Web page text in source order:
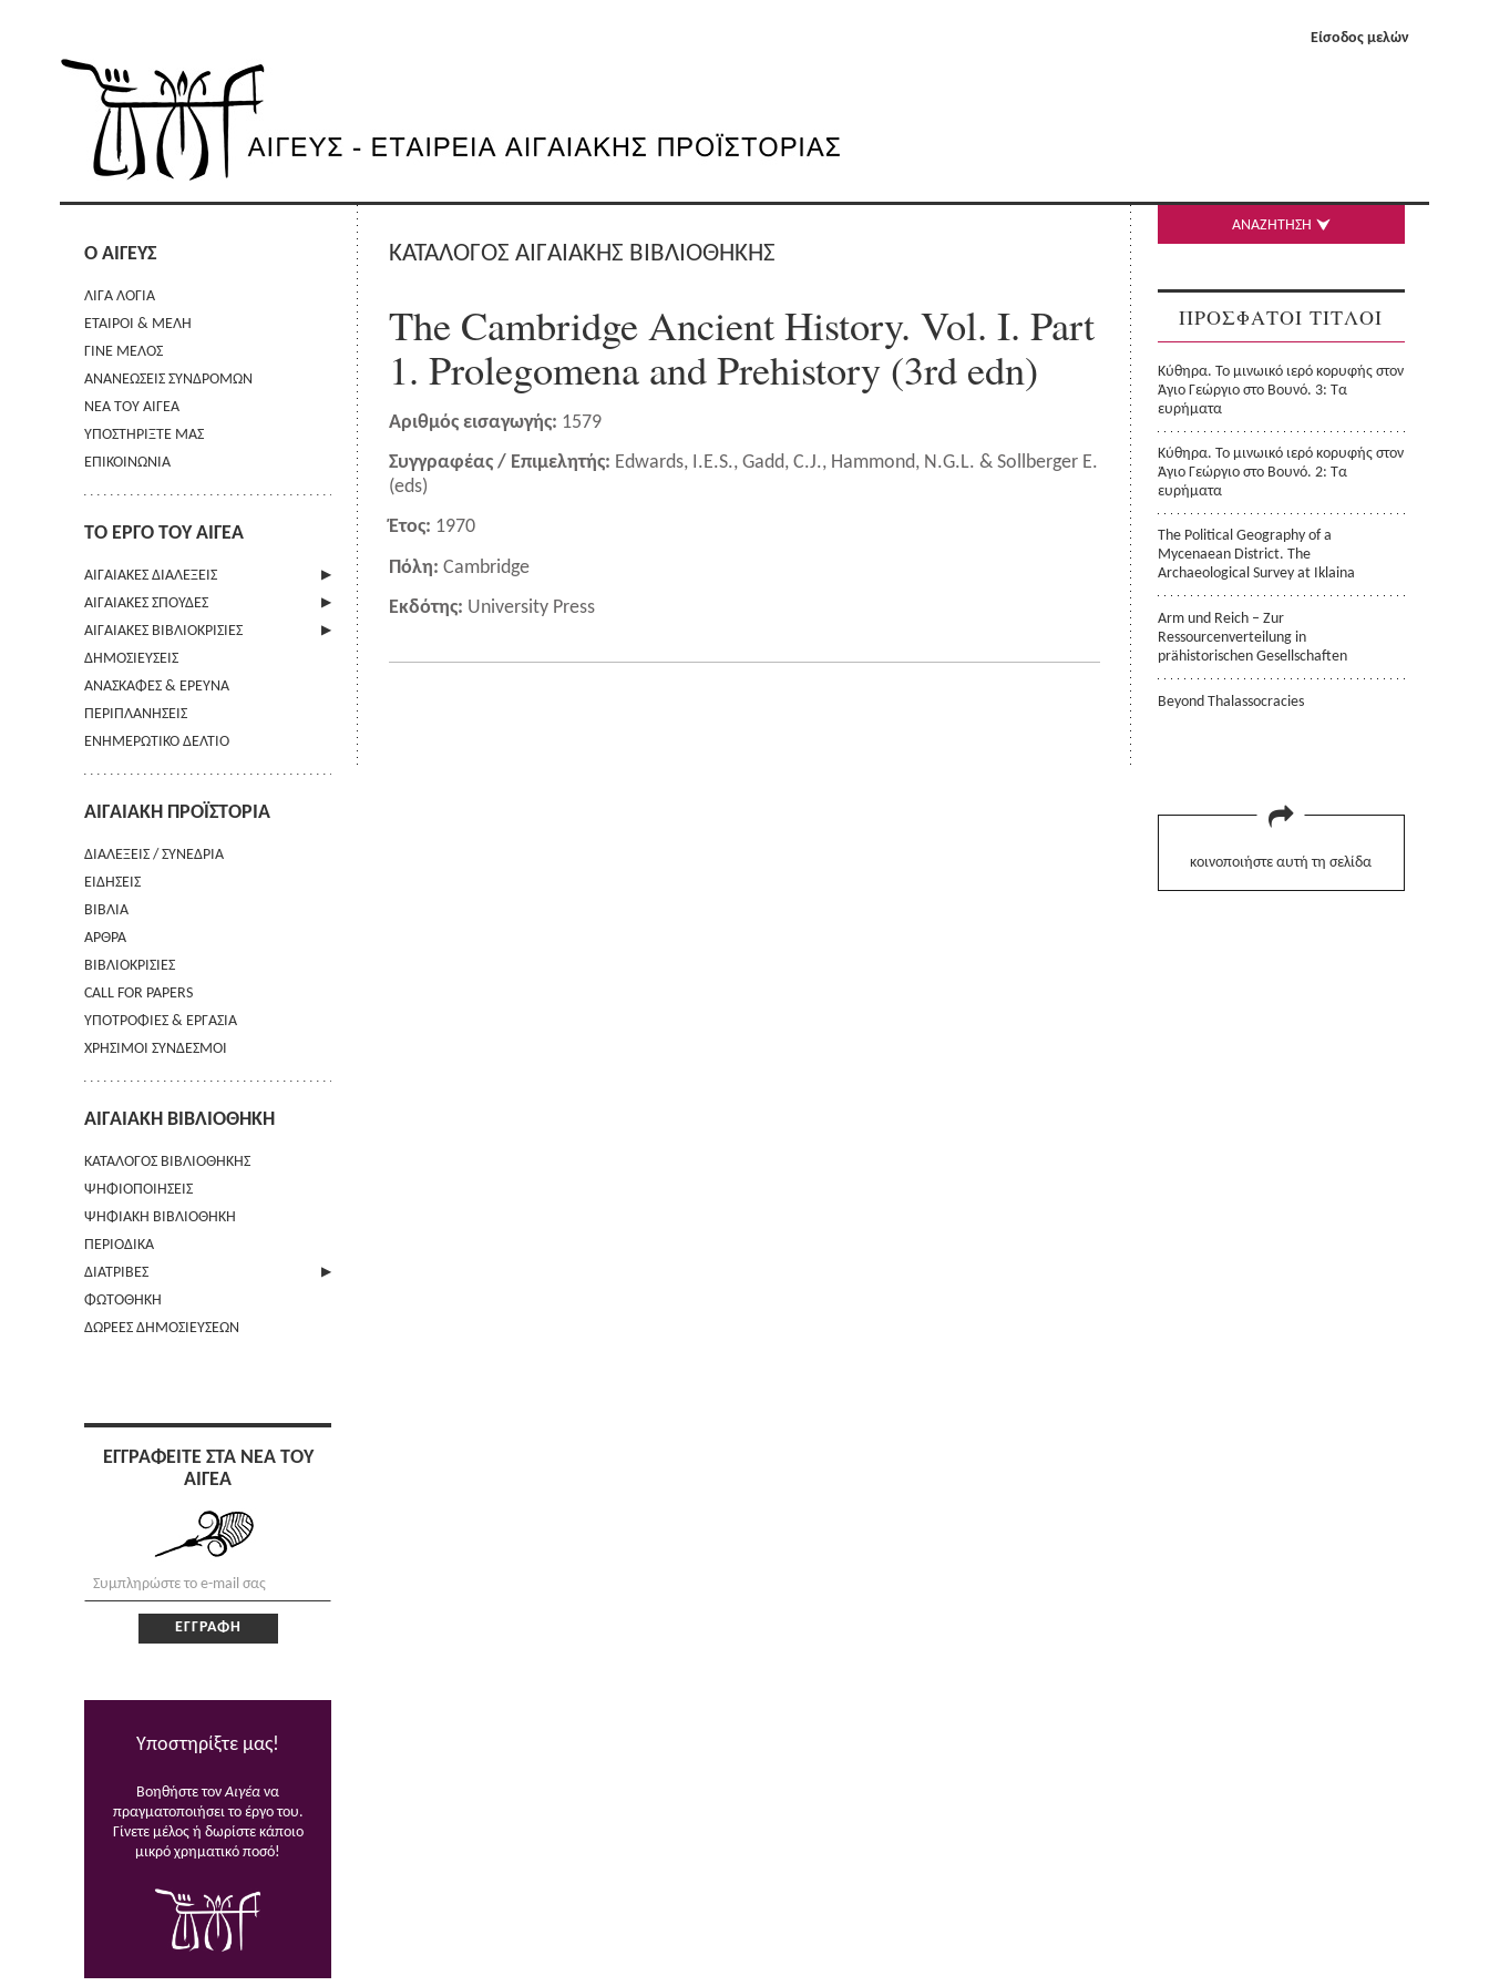
Είσοδος μελών
Ο ΑΙΓΕΥΣ
ΛΙΓΑ ΛΟΓΙΑ
ΕΤΑΙΡΟΙ & ΜΕΛΗ
ΓΙΝΕ ΜΕΛΟΣ
ΑΝΑΝΕΩΣΕΙΣ ΣΥΝΔΡΟΜΩΝ
ΝΕΑ ΤΟΥ ΑΙΓΕΑ
ΥΠΟΣΤΗΡΙΞΤΕ ΜΑΣ
ΕΠΙΚΟΙΝΩΝΙΑ
ΤΟ ΕΡΓΟ ΤΟΥ ΑΙΓΕΑ
ΑΙΓΑΙΑΚΕΣ ΔΙΑΛΕΞΕΙΣ
ΠΛΗΡΟΦΟΡΙΕΣ
ΑΙΓΑΙΑΚΕΣ ΣΠΟΥΔΕΣ
ΠΛΗΡΟΦΟΡΙΕΣ
ΟΔΗΓΙΕΣ ΠΡΟΣ ΣΥΓΓΡΑΦΕΙΣ
ΟΡΟΙ ΧΡΗΣΗΣ
ΕΠΙΚΟΙΝΩΝΙΑ
ΑΙΓΑΙΑΚΕΣ ΒΙΒΛΙΟΚΡΙΣΙΕΣ
ΠΛΗΡΟΦΟΡΙΕΣ
ΔΗΜΟΣΙΕΥΣΕΙΣ
ΑΝΑΣΚΑΦΕΣ & ΕΡΕΥΝΑ
ΠΕΡΙΠΛΑΝΗΣΕΙΣ
ΕΝΗΜΕΡΩΤΙΚΟ ΔΕΛΤΙΟ
ΑΙΓΑΙΑΚΗ ΠΡΟΪΣΤΟΡΙΑ
ΔΙΑΛΕΞΕΙΣ / ΣΥΝΕΔΡΙΑ
ΕΙΔΗΣΕΙΣ
ΒΙΒΛΙΑ
ΑΡΘΡΑ
ΒΙΒΛΙΟΚΡΙΣΙΕΣ
CALL FOR PAPERS
ΥΠΟΤΡΟΦΙΕΣ & ΕΡΓΑΣΙΑ
ΧΡΗΣΙΜΟΙ ΣΥΝΔΕΣΜΟΙ
ΑΙΓΑΙΑΚΗ ΒΙΒΛΙΟΘΗΚΗ
ΚΑΤΑΛΟΓΟΣ ΒΙΒΛΙΟΘΗΚΗΣ
ΨΗΦΙΟΠΟΙΗΣΕΙΣ
ΨΗΦΙΑΚΗ ΒΙΒΛΙΟΘΗΚΗ
ΠΕΡΙΟΔΙΚΑ
ΔΙΑΤΡΙΒΕΣ
ΑΠΟΣΤΟΛΗ ΠΕΡΙΛΗΨΗΣ
ΦΩΤΟΘΗΚΗ
ΔΩΡΕΕΣ ΔΗΜΟΣΙΕΥΣΕΩΝ
ΕΓΓΡΑΦΕΙΤΕ ΣΤΑ ΝΕΑ ΤΟΥ
ΑΙΓΕΑ
Υποστηρίξτε μας!
Βοηθήστε τονΑιγέα να
πραγματοποιήσει το έργο του.
Γίνετε μέλος ή δωρίστε κάποιο
μικρό χρηματικό ποσό!
ΚΑΤΑΛΟΓΟΣ ΑΙΓΑΙΑΚΗΣ ΒΙΒΛΙΟΘΗΚΗΣ
The Cambridge Ancient History. Vol. I. Part
1. Prolegomena and Prehistory (3rd edn)
Αριθμός εισαγωγής: 1579
Συγγραφέας / Επιμελητής: Edwards, I.E.S., Gadd, C.J., Hammond, N.G.L. & Sollberger E.
(eds)
Έτος: 1970
Πόλη: Cambridge
Εκδότης: University Press
ΑΝΑΖΗΤΗΣΗ
ΠΡΟΣΦΑΤΟΙ ΤΙΤΛΟΙ
Κύθηρα. Το μινωικό ιερό κορυφής στον
Άγιο Γεώργιο στο Βουνό. 3: Τα
ευρήματα
Κύθηρα. Το μινωικό ιερό κορυφής στον
Άγιο Γεώργιο στο Βουνό. 2: Τα
ευρήματα
The Political Geography of a
Mycenaean District. The
Archaeological Survey at Iklaina
Arm und Reich – Zur
Ressourcenverteilung in
prähistorischen Gesellschaften
Beyond Thalassocracies
κοινοποιήστε αυτή τη σελίδα